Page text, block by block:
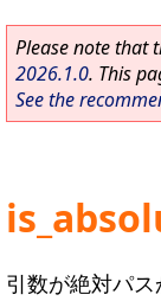
Please note that
2026.1.0. This
See the
引数が絶対パ